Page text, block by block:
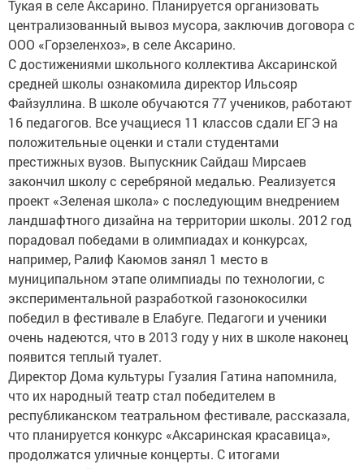
Тукая в селе Аксарино. Планируется организовать
централизованный вывоз мусора, заключив договора с
ООО «Горзеленхоз», в селе Аксарино.
С достижениями школьного коллектива Аксаринской
средней школы ознакомила директор Ильсояр
Файзуллина. В школе обучаются 77 учеников, работают
16 педагогов. Все учащиеся 11 классов сдали ЕГЭ на
положительные оценки и стали студентами
престижных вузов. Выпускник Сайдаш Мирсаев
закончил школу с серебряной медалью. Реализуется
проект «Зеленая школа» с последующим внедрением
ландшафтного дизайна на территории школы. 2012 год
порадовал победами в олимпиадах и конкурсах,
например, Ралиф Каюмов занял 1 место в
муниципальном этапе олимпиады по технологии, с
экспериментальной разработкой газонокосилки
победил в фестивале в Елабуге. Педагоги и ученики
очень надеются, что в 2013 году у них в школе наконец
появится теплый туалет.
Директор Дома культуры Гузалия Гатина напомнила,
что их народный театр стал победителем в
республиканском театральном фестивале, рассказала,
что планируется конкурс «Аксаринская красавица»,
продолжатся уличные концерты. С итогами